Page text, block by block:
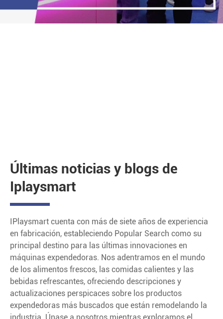
Últimas noticias y blogs de
Iplaysmart
IPlaysmart cuenta con más de siete años de experiencia
en fabricación, estableciendo Popular Search como su
principal destino para las últimas innovaciones en
máquinas expendedoras. Nos adentramos en el mundo
de los alimentos frescos, las comidas calientes y las
bebidas refrescantes, ofreciendo descripciones y
actualizaciones perspicaces sobre los productos
expendedoras más buscados que están remodelando la
industria. Únase a nosotros mientras exploramos el